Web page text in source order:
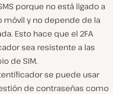
porque no está ligado a
y no depende de la
Esto hace que el 2FA
sea resistente a las
de SIM.
se puede usar
de contraseñas como